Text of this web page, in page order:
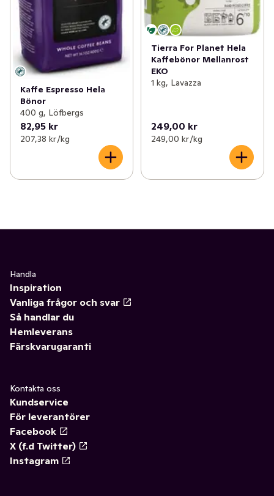
Kaffe Espresso Hela
Bönor
400 g, Löfbergs
82,95 kr
207,38 kr /kg
Tierra For Planet Hela
Kaffebönor Mellanrost
EKO
1 kg, Lavazza
249,00 kr
249,00 kr /kg
Handla
Inspiration
Vanliga frågor och svar
Så handlar du
Hemleverans
Färskvarugaranti
Kontakta oss
Kundservice
För leverantörer
Facebook
X (f.d Twitter)
Instagram